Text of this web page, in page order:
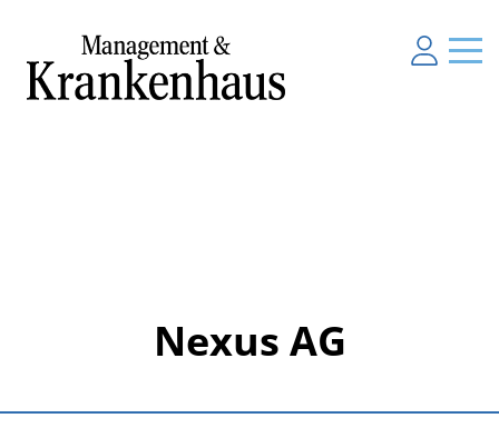
Nexus AG